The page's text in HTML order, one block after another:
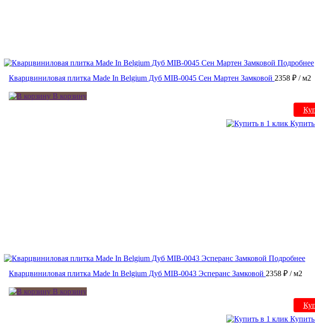
Подробнее
Кварцвиниловая плитка Made In Belgium Дуб MIB-0045 Сен Мартен Замковой 2358 ₽ / м2
В корзину
Подробнее
Кварцвиниловая плитка Made In Belgium Дуб MIB-0043 Эсперанс Замковой 2358 ₽ / м2
В корзину